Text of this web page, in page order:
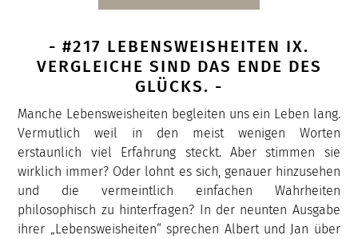
- #217 LEBENSWEISHEITEN IX.
VERGLEICHE SIND DAS ENDE DES
GLÜCKS. -
Manche Lebensweisheiten begleiten uns ein Leben lang.
Vermutlich weil in den meist wenigen Worten
erstaunlich viel Erfahrung steckt. Aber stimmen sie
wirklich immer? Oder lohnt es sich, genauer hinzusehen
und die vermeintlich einfachen Wahrheiten
philosophisch zu hinterfragen? In der neunten Ausgabe
ihrer „Lebensweisheiten“ sprechen Albert und Jan über